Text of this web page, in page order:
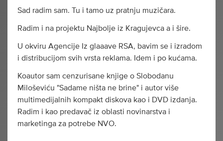
Sad radim sam. Tu i tamo uz pratnju muzičara.
Radim i na projektu Najbolje iz Kragujevca a i šire.
U okviru Agencije Iz glaaave RSA, bavim se i izradom
i distribucijom svih vrsta reklama. Idem i po kućama.
Koautor sam cenzurisane knjige o Slobodanu
Miloševiću "Sadame ništa ne brine" i autor više
multimedijalnih kompakt diskova kao i DVD izdanja.
Radim i kao predavač iz oblasti novinarstva i
marketinga za potrebe NVO.